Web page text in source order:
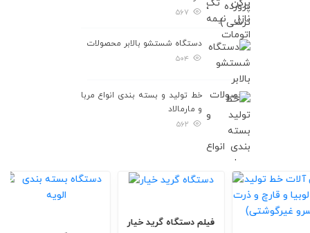
۵۶۷
دستگاه شستشو بالابر محصولات
۵۰۴
خط تولید و بسته بندی انواع مربا
و مارمالاد
۵۶۲